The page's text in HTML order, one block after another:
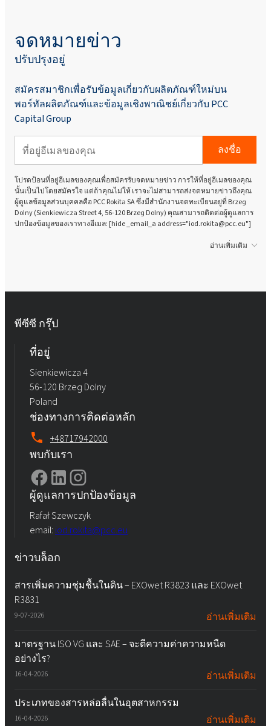
จดหมายข่าว
ปรับปรุงอยู่
สมัครสมาชิกเพื่อรับข้อมูลเกี่ยวกับผลิตภัณฑ์ใหม่บน
พอร์ทัลผลิตภัณฑ์และข้อมูลเชิงพาณิชย์เกี่ยวกับ PCC
Capital Group
ลงชื่อ
โปรดป้อนที่อยู่อีเมลของคุณเพื่อสมัครรับจดหมายข่าว การให้ที่อยู่อีเมลของคุณ
นั้นเป็นไปโดยสมัครใจ แต่ถ้าคุณไม่ให้ เราจะไม่สามารถส่งจดหมายข่าวถึงคุณ
ผู้ดูแลข้อมูลส่วนบุคคลคือ PCC Rokita SA ซึ่งมีสำนักงานจดทะเบียนอยู่ที่ Brzeg
Dolny (Sienkiewicza Street 4, 56-120 Brzeg Dolny) คุณสามารถติดต่อผู้ดูแลการ
ปกป้องข้อมูลของเราทางอีเมล: [hide _email_a address="iod.rokita@pcc.eu"]
อ่านเพิ่มเติม
พีซีซี กรุ๊ป
ที่อยู่
Sienkiewicza 4
56-120 Brzeg Dolny
Poland
ช่องทางการติดต่อหลัก
+48717942000
พบกับเรา
ผู้ดูแลการปกป้องข้อมูล
Rafał Szewczyk
email: iod.rokita@pcc.eu
ข่าวบล็อก
สารเพิ่มความชุ่มชื้นในดิน – EXOwet R3823 และ EXOwet
R3831
9-07-2026 อ่านเพิ่มเติม
มาตรฐาน ISO VG และ SAE – จะตีความค่าความหนืด
อย่างไร?
16-04-2026 อ่านเพิ่มเติม
ประเภทของสารหล่อลื่นในอุตสาหกรรม
16-04-2026 อ่านเพิ่มเติม